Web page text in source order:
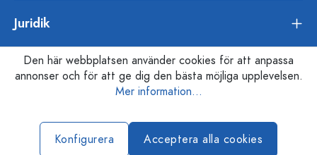
Juridik
Den här webbplatsen använder cookies för att anpassa
annonser och för att ge dig den bästa möjliga upplevelsen.
Mer information...
Konfigurera Acceptera alla cookies